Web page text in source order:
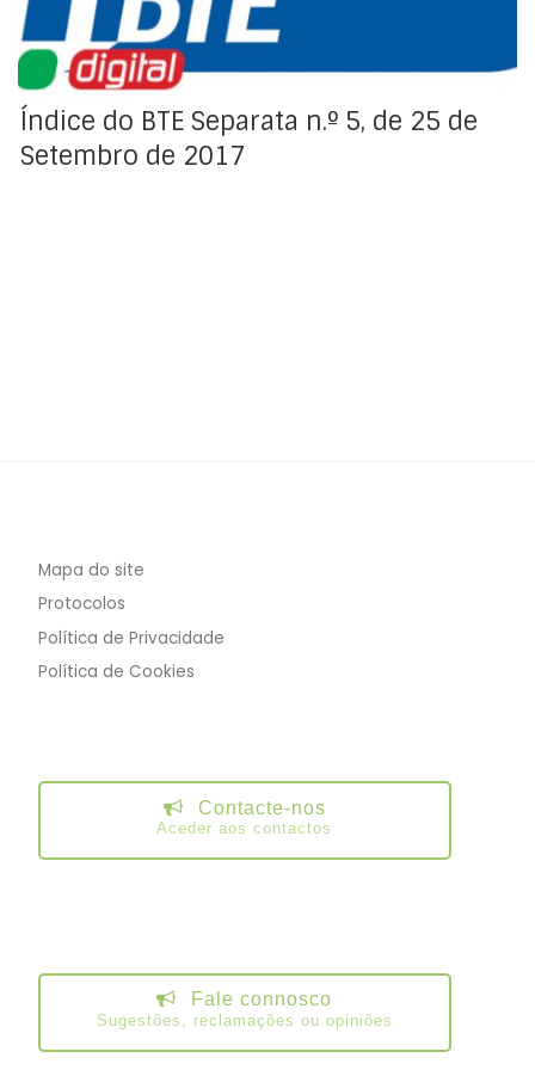
Índice do BTE Separata n.º 5, de 25 de
Setembro de 2017
Mapa do site
Protocolos
Política de Privacidade
Política de Cookies
Contacte-nos
Aceder aos contactos
Fale connosco
Sugestões, reclamações ou opiniões